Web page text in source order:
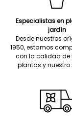
Especialistas en
jardín
Desde nuestros
1950, estamos
con la calidad de
plantas y nuestro